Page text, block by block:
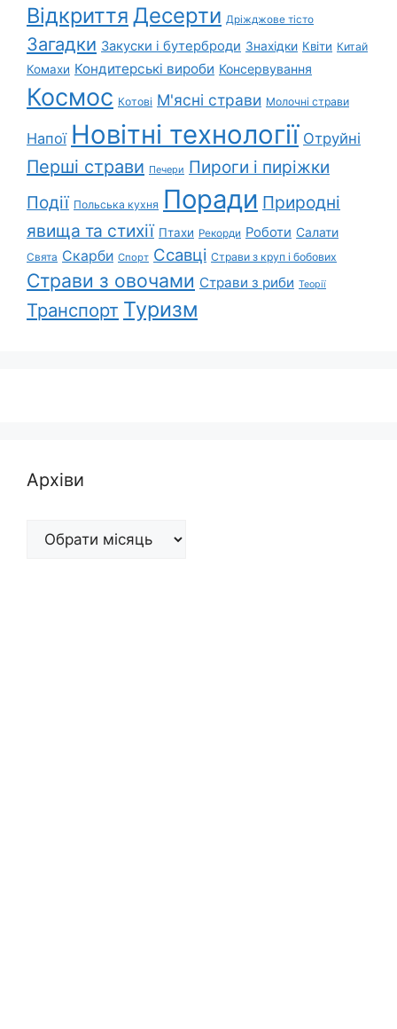
Відкриття Десерти Дріжджове тісто
Загадки Закуски і бутерброди Знахідки Квіти Китай
Комахи Кондитерські вироби Консервування
Космос Котові М'ясні страви Молочні страви
Напої Новітні технології Отруйні
Перші страви Печери Пироги і пиріжки
Події Польська кухня Поради Природні
явища та стихії Птахи Рекорди Роботи Салати
Свята Скарби Спорт Ссавці Страви з круп і бобових
Страви з овочами Страви з риби Теорії
Транспорт Туризм
Архіви
Архіви